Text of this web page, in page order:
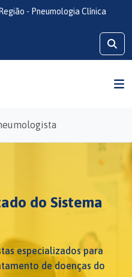
- Pneumologia Clínica
do Sistema
especializados para
de doenças do